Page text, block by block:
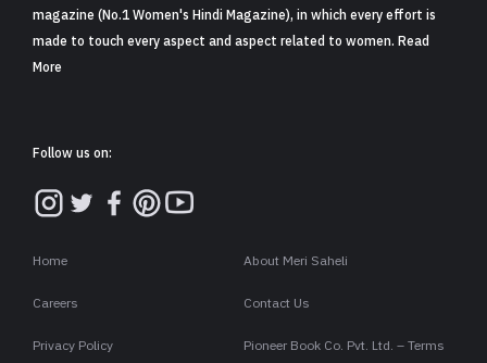
magazine (No.1 Women's Hindi Magazine), in which every effort is
made to touch every aspect and aspect related to women. Read
More
Follow us on:
Home About Meri Saheli
Careers Contact Us
Privacy Policy
Pioneer Book Co. Pvt. Ltd. – Terms